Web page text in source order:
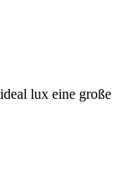
lux eine große